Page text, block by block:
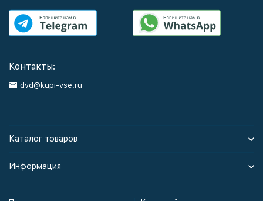
Контакты:
dvd@kupi-vse.ru
Каталог товаров
Информация
Политика персональных данных Карта сайта